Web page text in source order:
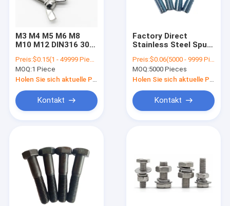
M3 M4 M5 M6 M8
M10 M12 DIN316 304
Hand Binding
Toolless Adjust Bolt
Butterfly Wing Head
Thumb Screw
Preis:$0.15(1 - 49999 Pieces) $0.13(50000 - 99999 Pieces) $0.11(>=100000 Pieces)
MOQ:1 Piece
Kontakt
Factory Direct
Stainless Steel Spun
Fish Bolt Track Bolt
Preis:$0.06(5000 - 9999 Pieces) $0.05(>=10000 Pieces)
MOQ:5000 Pieces
Kontakt